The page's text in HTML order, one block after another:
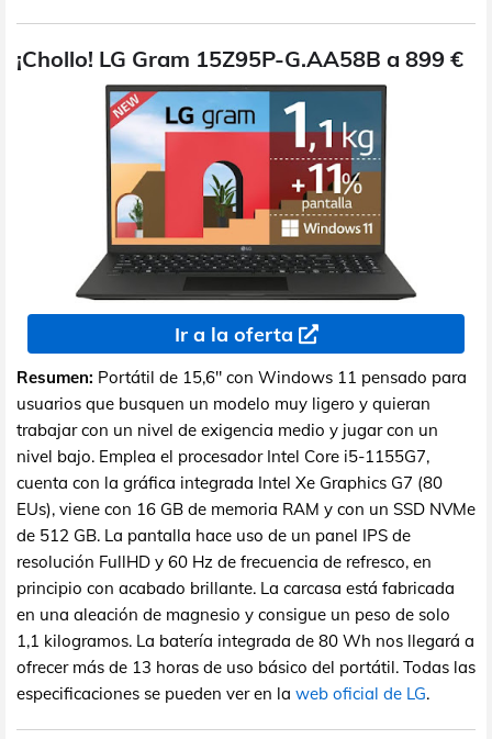
¡Chollo! LG Gram 15Z95P-G.AA58B a 899 €
Ir a la oferta
Resumen: Portátil de 15,6" con Windows 11 pensado para
usuarios que busquen un modelo muy ligero y quieran
trabajar con un nivel de exigencia medio y jugar con un
nivel bajo. Emplea el procesador Intel Core i5-1155G7,
cuenta con la gráfica integrada Intel Xe Graphics G7 (80
EUs), viene con 16 GB de memoria RAM y con un SSD NVMe
de 512 GB. La pantalla hace uso de un panel IPS de
resolución FullHD y 60 Hz de frecuencia de refresco, en
principio con acabado brillante. La carcasa está fabricada
en una aleación de magnesio y consigue un peso de solo
1,1 kilogramos. La batería integrada de 80 Wh nos llegará a
ofrecer más de 13 horas de uso básico del portátil. Todas las
especificaciones se pueden ver en la web oficial de LG.